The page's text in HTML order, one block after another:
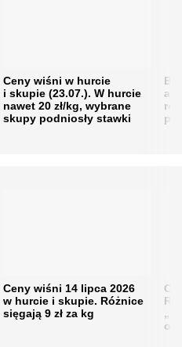
Ceny wiśni w hurcie
i skupie (23.07.). W hurcie
nawet 20 zł/kg, wybrane
skupy podniosły stawki
Ceny wiśni 14 lipca 2026
w hurcie i skupie. Różnice
sięgają 9 zł za kg